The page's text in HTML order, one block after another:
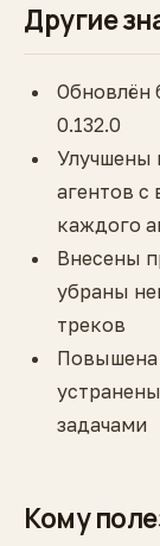
Другие
Обновлён
0.132.0
Улучшены
агентов
каждого
Внесены
убраны
треков
Повышена
задачами
Кому